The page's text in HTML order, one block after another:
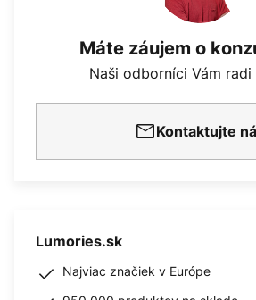
Máte záujem o
Naši odborníci Vám
Kontaktujte
Lumories.sk
Najviac značiek v Európe